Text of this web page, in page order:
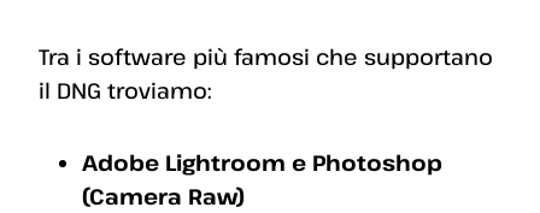
Tra i software più famosi che supportano
il DNG troviamo:
Adobe Lightroom e Photoshop
(Camera Raw)